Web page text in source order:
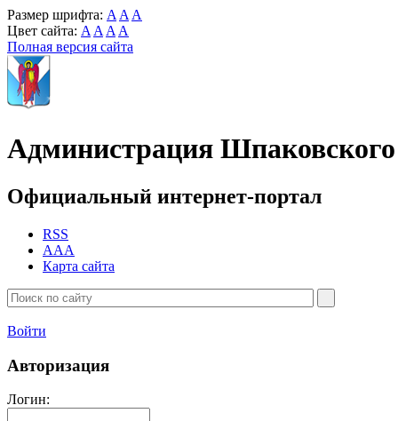
Размер шрифта: A A A
Цвет сайта: A A A A
Полная версия сайта
Администрация
Официальный интернет-портал
RSS
AAA
Карта сайта
Войти
Авторизация
Логин: